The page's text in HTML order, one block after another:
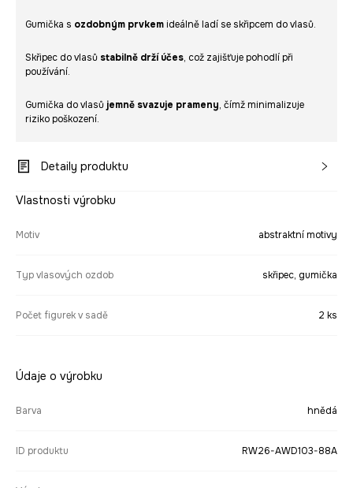
Gumička s ozdobným prvkem ideálně ladí se skřipcem do vlasů.
Skřipec do vlasů stabilně drží účes, což zajišťuje pohodlí při
používání.
Gumička do vlasů jemně svazuje prameny, čímž minimalizuje
riziko poškození.
Detaily produktu
Vlastnosti výrobku
Motiv abstraktní motivy
Typ vlasových ozdob skřipec, gumička
Počet figurek v sadě 2 ks
Údaje o výrobku
Barva hnědá
ID produktu RW26-AWD103-88A